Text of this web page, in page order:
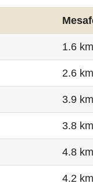
1.6 km
2.6 km
3.9 km
3.8 km
4.8 km
4.2 km